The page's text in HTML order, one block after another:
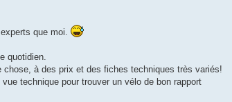
que moi.
quotidien.
à des prix et des fiches techniques très variés!
technique pour trouver un vélo de bon rapport